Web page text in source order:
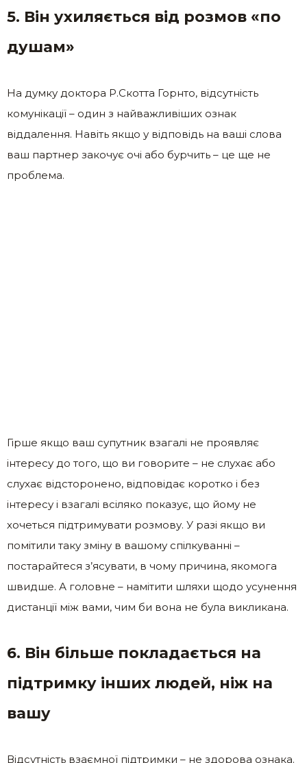
5. Він ухиляється від розмов «по
душам»
На думку доктора Р.Скотта Горнто, відсутність
комунікації – один з найважливіших ознак
віддалення. Навіть якщо у відповідь на ваші слова
ваш партнер закочує очі або бурчить – це ще не
проблема.
Гірше якщо ваш супутник взагалі не проявляє
інтересу до того, що ви говорите – не слухає або
слухає відсторонено, відповідає коротко і без
інтересу і взагалі всіляко показує, що йому не
хочеться підтримувати розмову. У разі якщо ви
помітили таку зміну в вашому спілкуванні –
постарайтеся з’ясувати, в чому причина, якомога
швидше. А головне – намітити шляхи щодо усунення
дистанції між вами, чим би вона не була викликана.
6. Він більше покладається на
підтримку інших людей, ніж на
вашу
Відсутність взаємної підтримки – не здорова ознака.